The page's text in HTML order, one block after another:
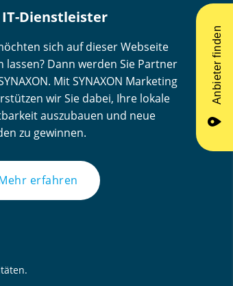
place
Anbieter finden
IT-Dienstleister
sich auf dieser Webseite
lassen? Dann werden Sie Partner
Mit SYNAXON Marketing
wir Sie dabei, Ihre lokale
auszubauen und neue
zu gewinnen.
erfahren